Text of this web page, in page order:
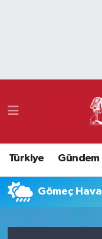
Türkiye Gündem
Gömeç
Namaz
Süper Lig
Tüm Manşetler
Son Dakika